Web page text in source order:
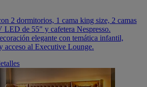
2 dormitorios, 1 cama king size, 2 camas
LED de 55" y cafetera Nespresso.
elegante con temática infantil,
acceso al Executive Lounge.